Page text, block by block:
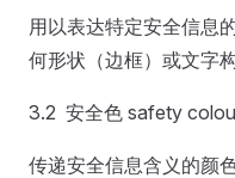
用以表达特定安全信息
何形状（边框）或文字构
3.2 安全色 safety
传递安全信息含义的颜